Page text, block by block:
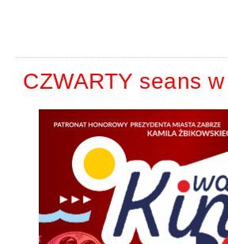
CZWARTY seans